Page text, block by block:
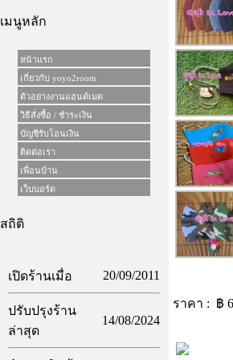
เมนูหลัก
หน้าแรก
เกี่ยวกับ yoyo2room
ตัวอย่างงานแฮนด์เมด
วิธีสั่งซื้อ / ชำระเงิน
บัญชีรับโอนเงิน
ติดต่อเรา
เพื่อนบ้าน
เว็บบอร์ด
สถิติ
เปิดร้านเมื่อ 20/09/2011
ปรับปรุงร้าน
ล่าสุด
14/08/2024
ราคา : ฿